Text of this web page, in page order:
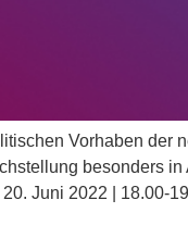
Vorhaben der
besonders
Juni 2022 |